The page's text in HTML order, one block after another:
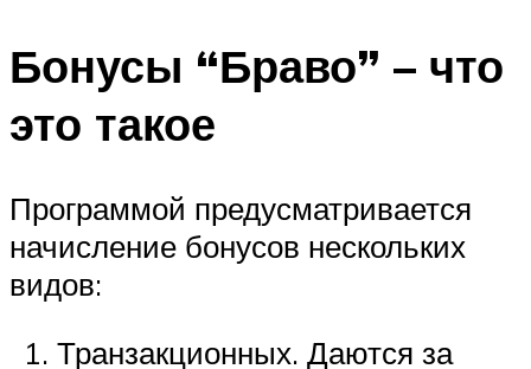
Бонусы “Браво” – что
это такое
Программой предусматривается
начисление бонусов нескольких
видов:
Транзакционных. Даются за